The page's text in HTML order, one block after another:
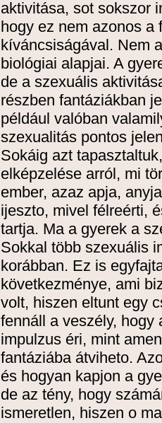
aktivitása, sot sokszor
hogy ez nem azonos a
kíváncsiságával. Nem
biológiai alapjai. A
de a szexuális
részben fantáziákban
például valóban
szexualitás pontos
Sokáig azt
elképzelése arról, mi
ember, azaz apja,
ijeszto, mivel félreérti,
tartja. Ma a gyerek a
Sokkal több szexuális
korábban. Ez is
következménye, ami
volt, hiszen eltunt egy
fennáll a veszély, hogy
impulzus éri, mint
fantáziába átviheto.
és hogyan kapjon a
de az tény, hogy
ismeretlen, hiszen o